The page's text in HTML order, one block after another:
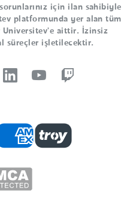
için ilan sahibiyle
platformunda yer alan tüm
Universitev'e aittir. İzinsiz
süreçler işletilecektir.